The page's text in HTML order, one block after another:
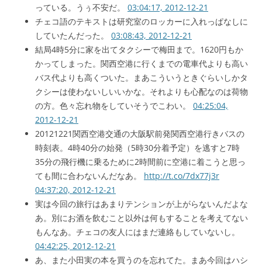
っている。うぅ不安だ。 03:04:17, 2012-12-21
チェコ語のテキストは研究室のロッカーに入れっぱなしに
していたんだった。 03:08:43, 2012-12-21
結局4時5分に家を出てタクシーで梅田まで。1620円もか
かってしまった。関西空港に行くまでの電車代よりも高い
バス代よりも高くついた。まあこういうときぐらいしかタ
クシーは使わないしいいかな。それよりも心配なのは荷物
の方。色々忘れ物をしていそうでこわい。 04:25:04,
2012-12-21
20121221関西空港交通の大阪駅前発関西空港行きバスの
時刻表。4時40分の始発（5時30分着予定）を逃すと7時
35分の飛行機に乗るために2時間前に空港に着こうと思っ
ても間に合わないんだなあ。 http://t.co/7dx77j3r
04:37:20, 2012-12-21
実は今回の旅行はあまりテンションが上がらないんだよな
あ。別にお酒を飲むこと以外は何もすることを考えてない
もんなあ。チェコの友人にはまだ連絡もしていないし。
04:42:25, 2012-12-21
あ、また小田実の本を買うのを忘れてた。まあ今回はハシ